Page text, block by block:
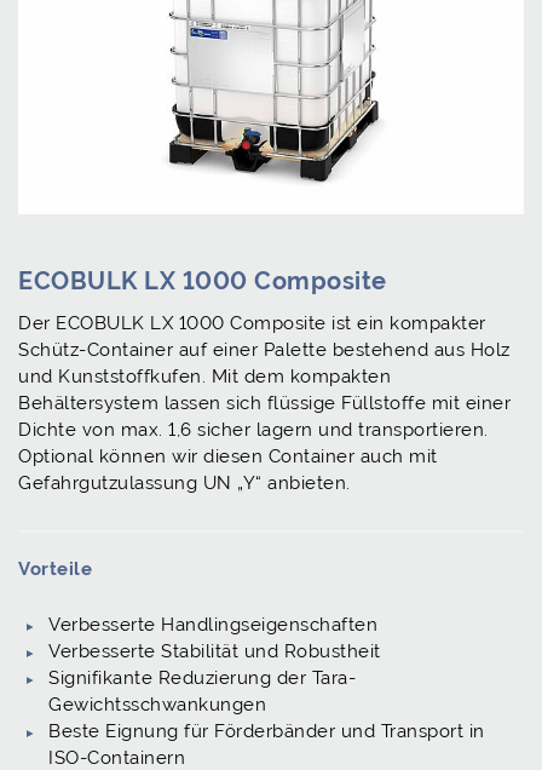
ECOBULK LX 1000 Composite
Der ECOBULK LX 1000 Composite ist ein kompakter
Schütz-Container auf einer Palette bestehend aus Holz
und Kunststoffkufen. Mit dem kompakten
Behältersystem lassen sich flüssige Füllstoffe mit einer
Dichte von max. 1,6 sicher lagern und transportieren.
Optional können wir diesen Container auch mit
Gefahrgutzulassung UN „Y“ anbieten.
Vorteile
Verbesserte Handlingseigenschaften
Verbesserte Stabilität und Robustheit
Signifikante Reduzierung der Tara-
Gewichtsschwankungen
Beste Eignung für Förderbänder und Transport in
ISO-Containern